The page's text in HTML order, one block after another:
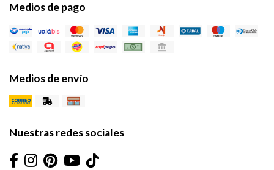
Medios de pago
Medios de envío
Nuestras redes sociales